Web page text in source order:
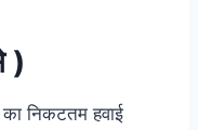
)
का निकटतम हवाई